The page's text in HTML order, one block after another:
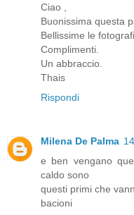
Ciao ,
Buonissima questa
Bellissime le
Complimenti.
Un abbraccio.
Thais
Rispondi
Milena De Palma
e ben vengano
caldo sono
questi primi che
bacioni